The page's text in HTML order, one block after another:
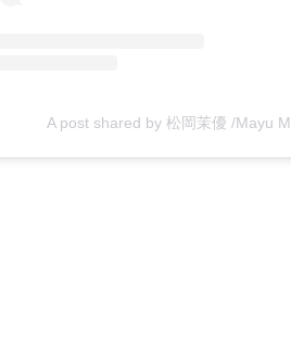
A post shared by 松岡茉優 /Mayu